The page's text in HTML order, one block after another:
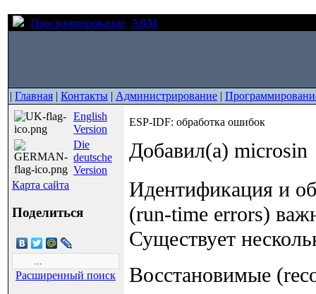
Программирование ARM
| Главная | Контакты | Администрирование |
English
Version
Die
deutsche
Version
Карта сайта
Поделиться
Расширенный поиск
ESP-IDF: обработка ошибок
Добавил(а) microsin
Идентификация и
(run-time errors)
Существует
Восстановимые